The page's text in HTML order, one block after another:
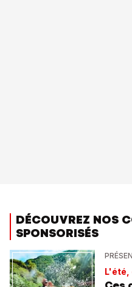
DÉCOUVREZ NOS
SPONSORISÉS
L'été,